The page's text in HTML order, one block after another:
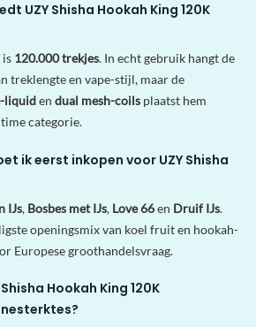
UZY Shisha Hookah King 120K
is 120.000 trekjes. In echt gebruik hangt de
treklengte en vape-stijl, maar de
liquiden dual mesh-coils plaatst hem
categorie.
ik eerst inkopen voor UZY Shisha
IJs, Bosbes met IJs, Love 66en Druif IJs.
openingsmix van koel fruit en hookah-
Europese groothandelsvraag.
Hookah King 120K